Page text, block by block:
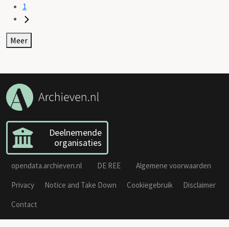
1
Meer
Deelnemende
organisaties
opendata.archieven.nl DE REE
Algemene voorwaarden
Privacy
Notice and Take Down Cookiegebruik
Disclaimer
Contact